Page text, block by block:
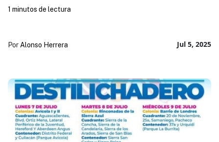
Jul 5, 2025
Por Alonso Herrera
1 minutos de lectura